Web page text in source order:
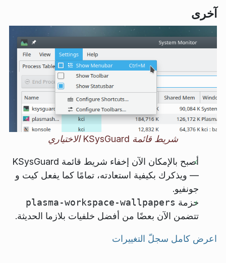
آخرى
شريط قائمة KSysGuard الاختياري
أصبح بالإمكان الآن إخفاء شريط قائمة KSysGuard
— ويذكرك بكيفية استعادته، تمامًا كما يفعل كيت و
جونفيو.
حزمة plasma-workspace-wallpapers
تتضمن الآن بعضًا من أفضل خلفيات بلازما الحديثة.
اعرض كامل سجلّ التغييرات